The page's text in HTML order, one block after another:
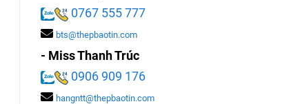
0767 555 777
bts@thepbaotin.com
- Miss Thanh Trúc
0906 909 176
hangntt@thepbaotin.com